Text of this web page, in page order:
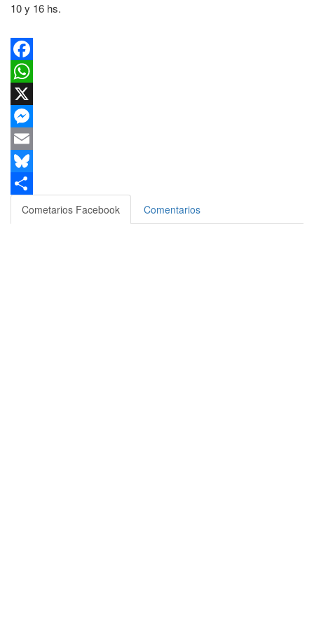
10 y 16 hs.
Facebook
WhatsApp
X
Messenger
Email
Bluesky
Compartir
Cometarios Facebook Comentarios